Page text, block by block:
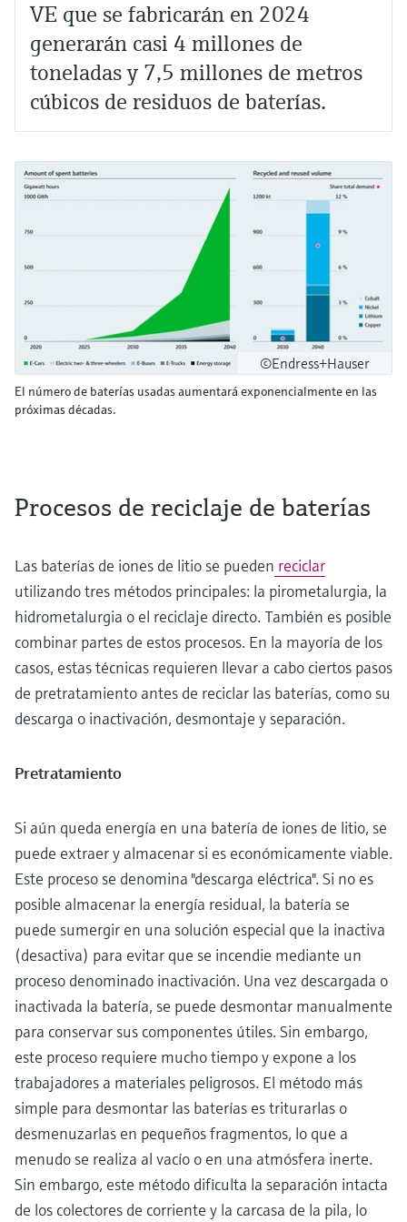
VE que se fabricarán en 2024
generarán casi 4 millones de
toneladas y 7,5 millones de metros
cúbicos de residuos de baterías.
©Endress+Hauser
El número de baterías usadas aumentará exponencialmente en las
próximas décadas.
Procesos de reciclaje de baterías
Las baterías de iones de litio se pueden reciclar
utilizando tres métodos principales: la pirometalurgia, la
hidrometalurgia o el reciclaje directo. También es posible
combinar partes de estos procesos. En la mayoría de los
casos, estas técnicas requieren llevar a cabo ciertos pasos
de pretratamiento antes de reciclar las baterías, como su
descarga o inactivación, desmontaje y separación.
Pretratamiento
Si aún queda energía en una batería de iones de litio, se
puede extraer y almacenar si es económicamente viable.
Este proceso se denomina "descarga eléctrica". Si no es
posible almacenar la energía residual, la batería se
puede sumergir en una solución especial que la inactiva
(desactiva) para evitar que se incendie mediante un
proceso denominado inactivación. Una vez descargada o
inactivada la batería, se puede desmontar manualmente
para conservar sus componentes útiles. Sin embargo,
este proceso requiere mucho tiempo y expone a los
trabajadores a materiales peligrosos. El método más
simple para desmontar las baterías es triturarlas o
desmenuzarlas en pequeños fragmentos, lo que a
menudo se realiza al vacío o en una atmósfera inerte.
Sin embargo, este método dificulta la separación intacta
de los colectores de corriente y la carcasa de la pila, lo